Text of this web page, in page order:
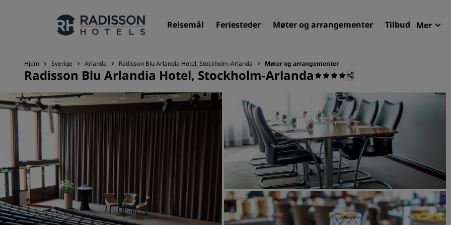
Reisemål Feriesteder Møter og arrangementer Tilbud Mer
Merkevarene våre
Radisson Hotels-merker
Finn ditt hotell
Reisemål
Feriesteder
Betjente leiligheter
Flyplasshoteller
Nye og kommende
Møter og arrangementer
Opplev Radisson Meetings
Hjem Sverige Arlanda Radisson Blu Arlandia Hotel, Stockholm-Arlanda Møter og arrangementer
Radisson Blu Arlandia Hotel, Stockholm-Arlanda